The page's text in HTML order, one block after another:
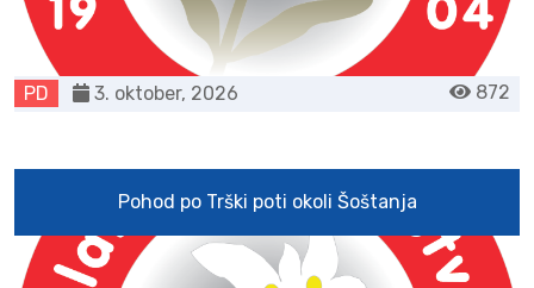
PD 872
3. oktober, 2026
Pohod po Trški poti okoli Šoštanja